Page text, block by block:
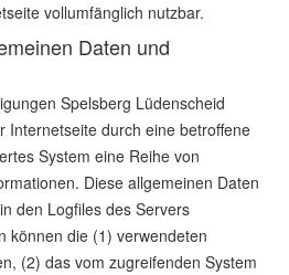
vollumfänglich nutzbar.
Daten und
Spelsberg Lüdenscheid
Internetseite durch eine betroffene
System eine Reihe von
Diese allgemeinen Daten
den Logfiles des Servers
können die (1) verwendeten
(2) das vom zugreifenden System